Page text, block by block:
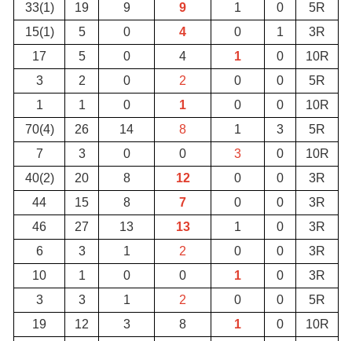
33(1)
19 9 9 1 0
5R
15(1)
5 0 4 0 1
3R
17
5 0 4 1 0
10R
3
2 0 2 0 0
5R
1
1 0 1 0 0
10R
70(4)
26 14 8 1 3
5R
7
3 0 0 3 0
10R
40(2)
20 8 12 0 0
3R
44
15 8 7 0 0
3R
46
27 13 13 1 0
3R
6
3 1 2 0 0
3R
10
1 0 0 1 0
3R
3
3 1 2 0 0
5R
19
12 3 8 1 0
10R